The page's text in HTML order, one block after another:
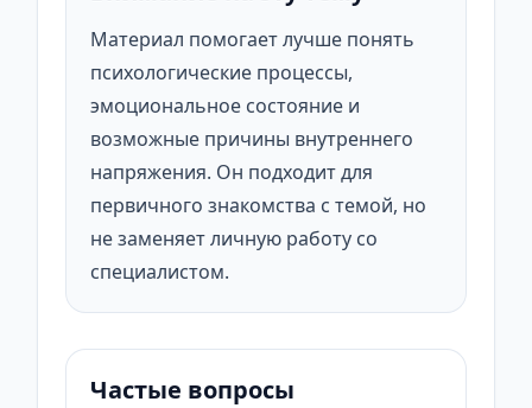
Материал помогает лучше понять
психологические процессы,
эмоциональное состояние и
возможные причины внутреннего
напряжения. Он подходит для
первичного знакомства с темой, но
не заменяет личную работу со
специалистом.
Частые вопросы